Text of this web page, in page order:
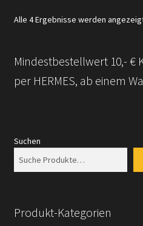
Alle 4 Ergebnisse werden
Mindestbestellwert 10,- €
per HERMES, ab einem
Suchen
Produkt-Kategorien